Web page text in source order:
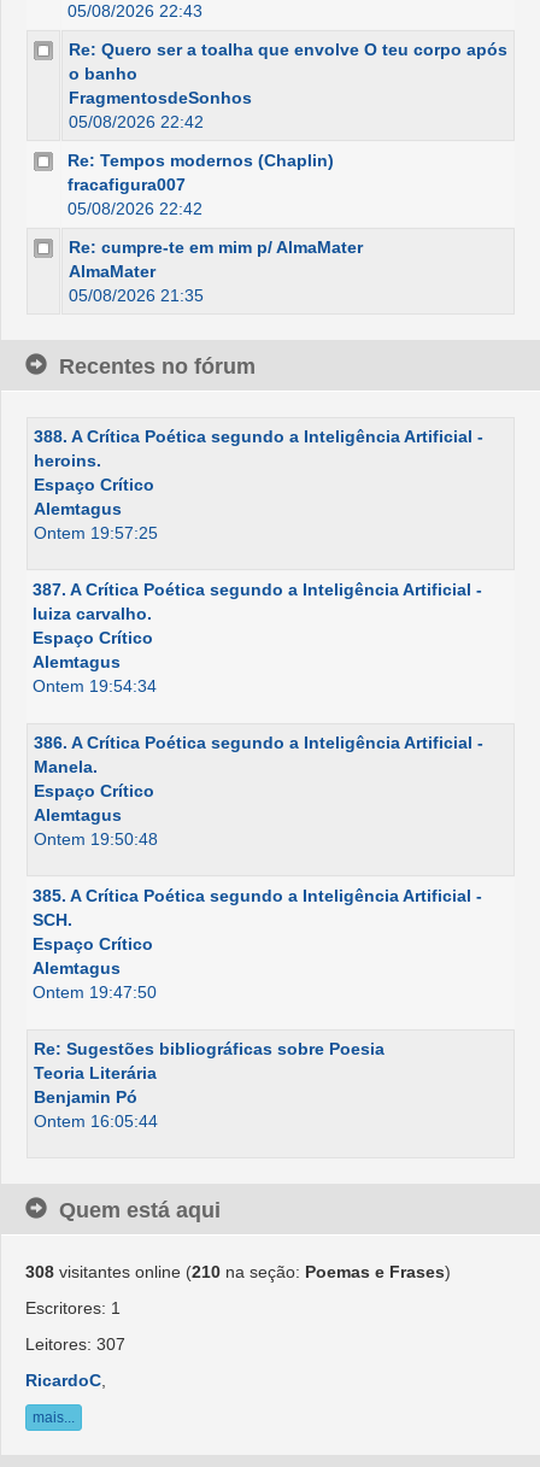
05/08/2026 22:43
Re: Quero ser a toalha que envolve O teu corpo após
o banho
FragmentosdeSonhos
05/08/2026 22:42
Re: Tempos modernos (Chaplin)
fracafigura007
05/08/2026 22:42
Re: cumpre-te em mim p/ AlmaMater
AlmaMater
05/08/2026 21:35
Recentes no fórum
388. A Crítica Poética segundo a Inteligência Artificial -
heroins.
Espaço Crítico
Alemtagus
Ontem 19:57:25
387. A Crítica Poética segundo a Inteligência Artificial -
luiza carvalho.
Espaço Crítico
Alemtagus
Ontem 19:54:34
386. A Crítica Poética segundo a Inteligência Artificial -
Manela.
Espaço Crítico
Alemtagus
Ontem 19:50:48
385. A Crítica Poética segundo a Inteligência Artificial -
SCH.
Espaço Crítico
Alemtagus
Ontem 19:47:50
Re: Sugestões bibliográficas sobre Poesia
Teoria Literária
Benjamin Pó
Ontem 16:05:44
Quem está aqui
308 visitantes online (210 na seção: Poemas e Frases)
Escritores: 1
Leitores: 307
RicardoC
mais...